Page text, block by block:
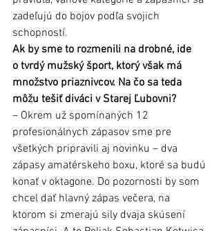
zadeľujú do bojov podľa svojich
schopností.
Ak by sme to rozmenili na drobné, ide
o tvrdý mužský šport, ktorý však má
množstvo priaznivcov. Na čo sa teda
môžu tešiť diváci v Starej Ľubovni?
– Okrem už spomínaných 12
profesionálnych zápasov sme pre
všetkých pripravili aj novinku – dva
zápasy amatérskeho boxu, ktoré sa budú
konať v oktagone. Do pozornosti by som
chcel dať hlavný zápas večera, na
ktorom si zmerajú sily dvaja skúsení